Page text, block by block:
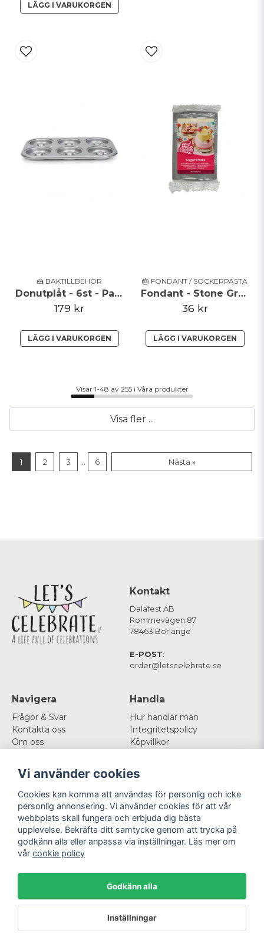
LÄGG I VARUKORGEN
🍰 BAKTILLBEHÖR
Donutplåt - 6st - Patisse Silver
179 kr
LÄGG I VARUKORGEN
🎂 FONDANT / SOCKERPASTA
Fondant - Stone Grey - FunCakes
36 kr
LÄGG I VARUKORGEN
Visar 1-48 av 255 i Våra produkter
Visa fler ...
1 2 3 ... 6 Nästa »
Kontakt
Dalafest AB
Rommevägen 87
78463 Borlänge
E-POST:
order@letscelebrate.se
Navigera
Frågor & Svar
Kontakta oss
Om oss
Handla
Hur handlar man
Integritetspolicy
Köpvillkor
Mitt konto
Logga in
Registrera dig
Glömt lösenord?
Följ oss
Facebook
Instagram
Betala enkelt Vi levererar med
Powered by Nyehandel AB
Vi använder cookies
Cookies kan komma att användas för personlig och icke
personlig annonsering. Vi använder cookies för att vår
webbplats skall fungera och erbjuda dig bästa
upplevelse. Bekräfta ditt samtycke genom att trycka på
godkänn alla eller anpassa via inställningar. Läs mer om
vår cookie policy
Godkänn alla
Inställningar